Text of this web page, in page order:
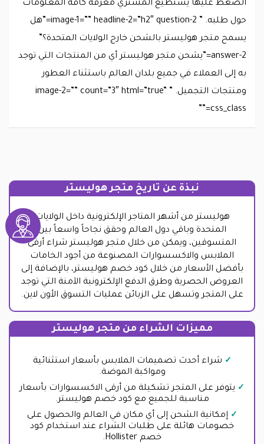
الضغط عليها يستطيع المشتري معرفة كافة المعلومات
حول طلبه. ” image-1=”” headline-2=”h2″ question-2=”هل
يسمح متجر هوليستر بالشحن خارج الولايات المتحدة؟”
answer-2=”يشحن متجر هوليستر أي من المنتجات التي توجد
به إلى العملاء في جميع بلدان العالم باستثناء العطور
ومنتجات التجميل. ” image-2=”” count=”3″ html=”true”
css_class=””
نبذة عن تاريخ متجر هوليستر
هوليستر من أشهر المتاجر الإلكترونية داخل الولايات
المتحدة وباقي دول العالم وحقق نجاحاً واسعاً بين
المتسوقين، ويمكن من خلال متجر هوليستر شراء أرقى
الملابس والاكسسوارات المصنوعة من أجود الخامات
بأفضل الأسعار من خلال كود خصم هوليستر، بالإضافة إلى
العروض الحصرية وطرق الدفع الإلكترونية الآمنة التي توجد
على المتجر وتسهل على الزبائن عمليات التسوق الأون لاين.
مميزات الشراء من متجر هوليستر
شراء أحدث تصميمات الملابس بأسعار استثنائية
ومواكبة الموضة.
يتوفر على المتجر تشكيلة من أرقى الاكسسوارات بأسعار
مناسبة للجميع مع كود خصم هوليستر.
إمكانية الشحن إلى أي مكان في العالم والحصول على
خصومات هائلة على طلبات الشراء عند استخدام كود
خصم Hollister.